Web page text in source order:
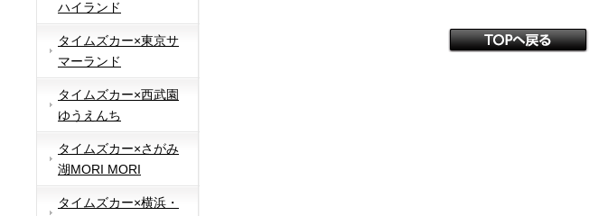
ハイランド
タイムズカー×東京サ
マーランド
タイムズカー×西武園
ゆうえんち
タイムズカー×さがみ
湖MORI MORI
タイムズカー×横浜・